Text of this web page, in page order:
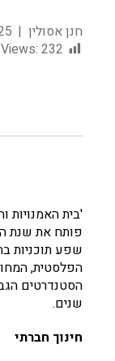
חנן אסולין
232
'בית האמנויות
פותח את שנת
שפע תוכניות
הפלסטית,
הסטנדרטים
שנים.
חינוך חברתי